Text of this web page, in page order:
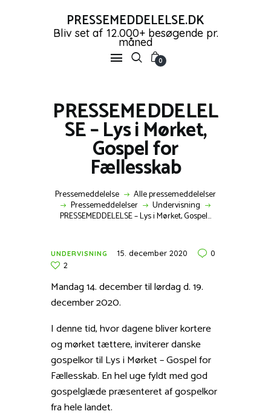
PRESSEMEDDELELSE.DK
Bliv set af 12.000+ besøgende pr.
måned
0
PRESSEMEDDELEL
SE – Lys i Mørket,
Gospel for
Fællesskab
Pressemeddelelse Alle pressemeddelelser
Pressemeddelelser Undervisning
PRESSEMEDDELELSE – Lys i Mørket, Gospel...
PRESSEMEDDELELSE.DK
Bliv set af 12.000+ besøgende pr. måned
FORSIDE
PRESSEMEDDELELSER
OPRET GRATIS KONTO
NYHEDER
KONTAKT OS
LOG IND
UNDERVISNING 15. december 2020
0
2
Mandag 14. december til lørdag d. 19.
december 2020.
I denne tid, hvor dagene bliver kortere
og mørket tættere, inviterer danske
gospelkor til Lys i Mørket – Gospel for
Fællesskab. En hel uge fyldt med god
gospelglæde præsenteret af gospelkor
fra hele landet.